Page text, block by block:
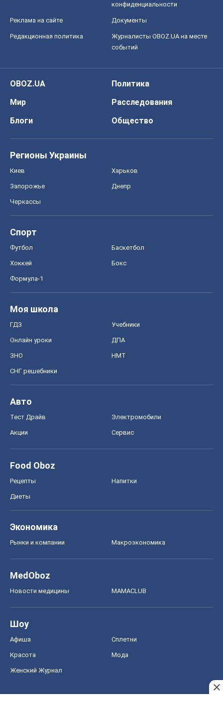
конфиденциальности
Реклама на сайте Документы
Редакционная политика
Журналисты OBOZ.UA на месте
событий
OBOZ.UA
Политика
Мир
Расследования
Блоги
Общество
Регионы Украины
Киев Харьков
Запорожье Днепр
Черкассы
Спорт
Футбол Баскетбол
Хоккей Бокс
Формула-1
Моя школа
ГДЗ Учебники
Онлайн уроки ДПА
ЗНО НМТ
СНГ решебники
Авто
Тест Драйв Электромобили
Акции Сервис
Food Oboz
Рецепты Напитки
Диеты
Экономика
Рынки и компании Mакроэкономика
MedOboz
Новости медицины MAMACLUB
Шоу
Афиша Сплетни
Красота Мода
Женский Журнал